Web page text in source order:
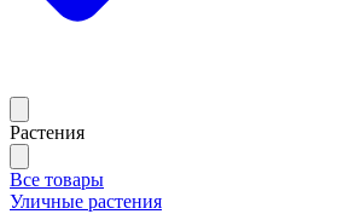
Растения
Все товары
Уличные растения